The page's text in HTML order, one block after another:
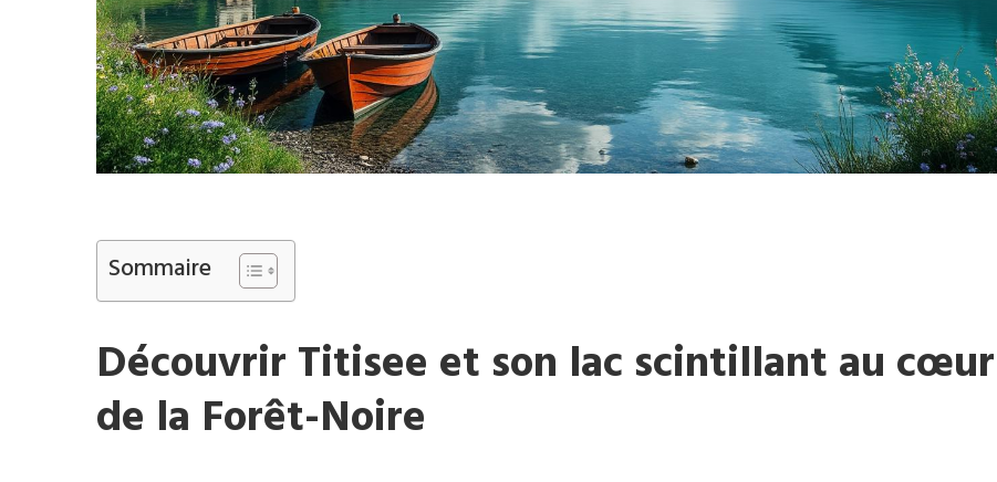
Sommaire
Découvrir Titisee et son lac scintillant au cœur
de la Forêt-Noire